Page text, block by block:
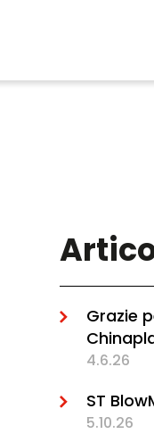
Grazie
4.6.26
ST
5.10.26